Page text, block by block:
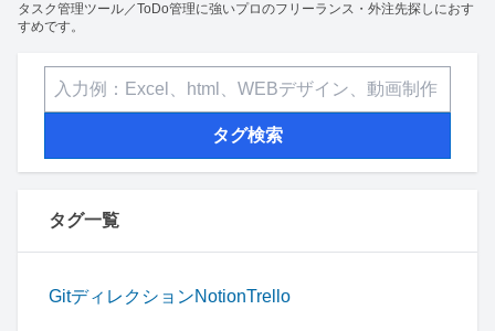
タスク管理ツール／ToDo管理に強いプロのフリーランス・外注先探しにおす
すめです。
タグ検索
タグ一覧
GitディレクションNotionTrello